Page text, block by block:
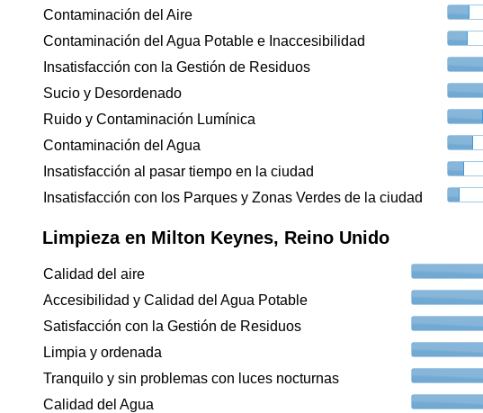
Contaminación del Aire
Contaminación del Agua Potable e Inaccesibilidad
Insatisfacción con la Gestión de Residuos
Sucio y Desordenado
Ruido y Contaminación Lumínica
Contaminación del Agua
Insatisfacción al pasar tiempo en la ciudad
Insatisfacción con los Parques y Zonas Verdes de la ciudad
Limpieza en Milton Keynes, Reino Unido
Calidad del aire
Accesibilidad y Calidad del Agua Potable
Satisfacción con la Gestión de Residuos
Limpia y ordenada
Tranquilo y sin problemas con luces nocturnas
Calidad del Agua